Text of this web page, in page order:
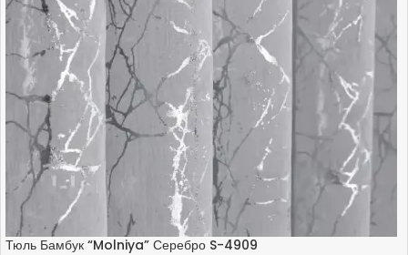
Тюль Бамбук “Molniya” Серебро S-4909